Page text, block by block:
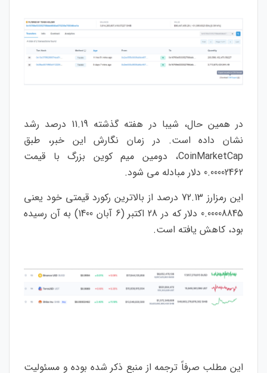
در همین حال، شیبا در هفته گذشته 11.19 درصد رشد
نشان داده است. در زمان نگارش این خبر، طبق
CoinMarketCap، دومین میم کوین بزرگ با قیمت
0.00002462 دلار مبادله می شود.
این رمزارز 72.13 درصد از بالاترین رکورد قیمتی خود یعنی
0.00008845 دلار که در 28 اکتبر (6 آبان 1400) به آن رسیده
بود، کاهش یافته است.
این مطلب صرفاً ترجمه از منبع ذکر شده بوده و مسئولیت